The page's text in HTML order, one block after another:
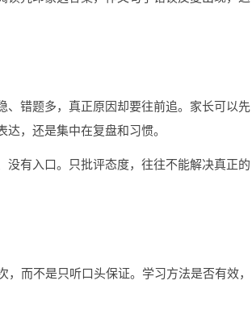
错题多，真正原因却要往前追。家长可以先
，还是集中在复盘和习惯。
有入口。只批评态度，往往不能解决真正的
而不是只听口头保证。学习方法是否有效，